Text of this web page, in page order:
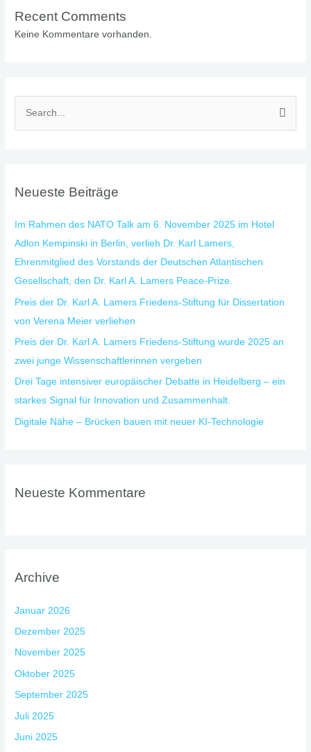
Recent Comments
Keine Kommentare vorhanden.
e
n
a
c
h
:
Neueste Beiträge
Im Rahmen des NATO Talk am 6. November 2025 im Hotel
Adlon Kempinski in Berlin, verlieh Dr. Karl Lamers,
Ehrenmitglied des Vorstands der Deutschen Atlantischen
Gesellschaft, den Dr. Karl A. Lamers Peace-Prize.
Preis der Dr. Karl A. Lamers Friedens-Stiftung für Dissertation
von Verena Meier verliehen
Preis der Dr. Karl A. Lamers Friedens-Stiftung wurde 2025 an
zwei junge Wissenschaftlerinnen vergeben
Drei Tage intensiver europäischer Debatte in Heidelberg – ein
starkes Signal für Innovation und Zusammenhalt.
Digitale Nähe – Brücken bauen mit neuer KI-Technologie
Neueste Kommentare
Archive
Januar 2026
Dezember 2025
November 2025
Oktober 2025
September 2025
Juli 2025
Juni 2025